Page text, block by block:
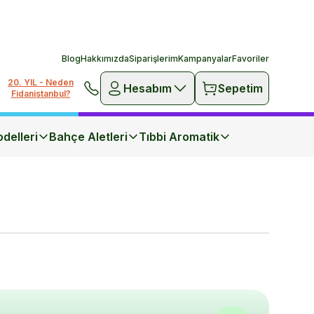
BlogHakkımızdaSiparişlerimKampanyalarFavoriler
20. YIL - Neden
Fidanistanbul?
Hesabım Sepetim
Bahçe Aletleri Tıbbi Aromatik